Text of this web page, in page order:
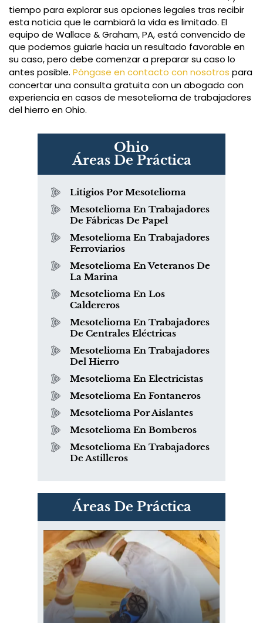
tiempo para explorar sus opciones legales tras recibir
esta noticia que le cambiará la vida es limitado. El
equipo de Wallace & Graham, PA, está convencido de
que podemos guiarle hacia un resultado favorable en
su caso, pero debe comenzar a preparar su caso lo
antes posible. Póngase en contacto con nosotros para
concertar una consulta gratuita con un abogado con
experiencia en casos de mesotelioma de trabajadores
del hierro en Ohio.
Ohio
Áreas De Práctica
Litigios Por Mesotelioma
Mesotelioma En Trabajadores
De Fábricas De Papel
Mesotelioma En Trabajadores
Ferroviarios
Mesotelioma En Veteranos De
La Marina
Mesotelioma En Los
Caldereros
Mesotelioma En Trabajadores
De Centrales Eléctricas
Mesotelioma En Trabajadores
Del Hierro
Mesotelioma En Electricistas
Mesotelioma En Fontaneros
Mesotelioma Por Aislantes
Mesotelioma En Bomberos
Mesotelioma En Trabajadores
De Astilleros
Áreas De Práctica
PVC Cloruro de polivinilo
Exposición